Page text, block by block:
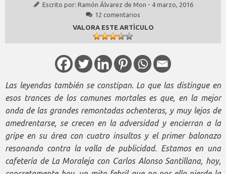
Escrito por: Ramón Álvarez de Mon - 4 marzo, 2016
12 comentarios
VALORA ESTE ARTÍCULO
Las leyendas también se constipan. Lo que las distingue en
esos trances de los comunes mortales es que, en la mejor
onda de las grandes remontadas ochenteras, y muy lejos de
amedrentarse, se crecen en la adversidad y encierran a la
gripe en su área con cuatro insultos y el primer balonazo
resonando contra la valla de publicidad. Estamos en una
cafetería de La Moraleja con Carlos Alonso Santillana, hoy,